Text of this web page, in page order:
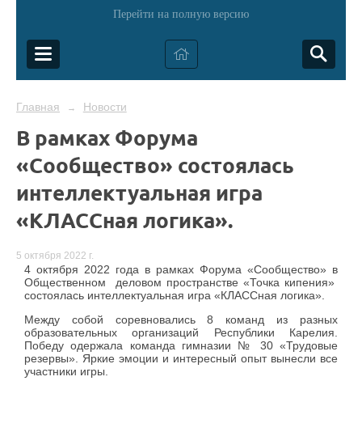
Перейти на полную версию
Главная → Новости
В рамках Форума
«Сообщество» состоялась
интеллектуальная игра
«КЛАССная логика».
5 октября 2022 г.
4 октября 2022 года в рамках Форума «Сообщество» в
Общественном деловом пространстве «Точка кипения»
состоялась интеллектуальная игра «КЛАССная логика».
Между собой соревновались 8 команд из разных
образовательных организаций Республики Карелия.
Победу одержала команда гимназии № 30 «Трудовые
резервы». Яркие эмоции и интересный опыт вынесли все
участники игры.